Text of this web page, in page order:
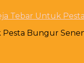
Tebar Untuk
Bungur